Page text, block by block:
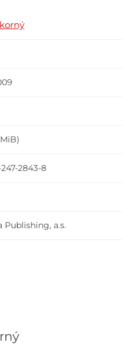
2843-8
Publishing, a.s.